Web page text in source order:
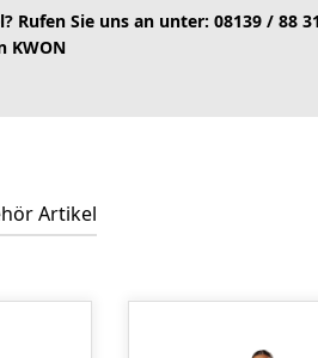
Rufen Sie uns an unter: 08139 / 88
KWON
Artikel